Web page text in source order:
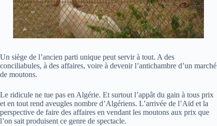
Un siège de l’ancien parti unique peut servir à tout. A des
conciliabules, à des affaires, voire à devenir l’antichambre d’un marché
de moutons.
Le ridicule ne tue pas en Algérie. Et surtout l’appât du gain à tous prix
et en tout rend aveugles nombre d’Algériens. L’arrivée de l’Aïd et la
perspective de faire des affaires en vendant les moutons aux prix que
l’on sait produisent ce genre de spectacle.